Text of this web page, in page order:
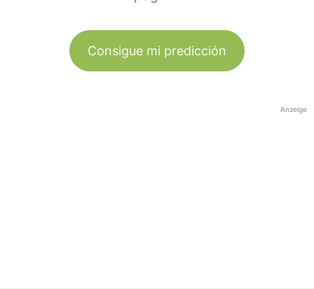
Consigue mi predicción
Anzeige